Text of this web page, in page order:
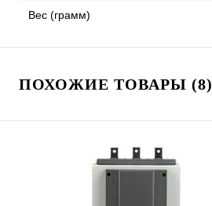
Вес (грамм)
ПОХОЖИЕ ТОВАРЫ (8)